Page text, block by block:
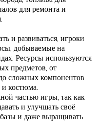
для ремонта и
и развиваться, игроки
добываемые на
Ресурсы используются
предметов, от
сложных компонентов
костюма.
частью игры, так как
и улучшать своё
и даже выращивать